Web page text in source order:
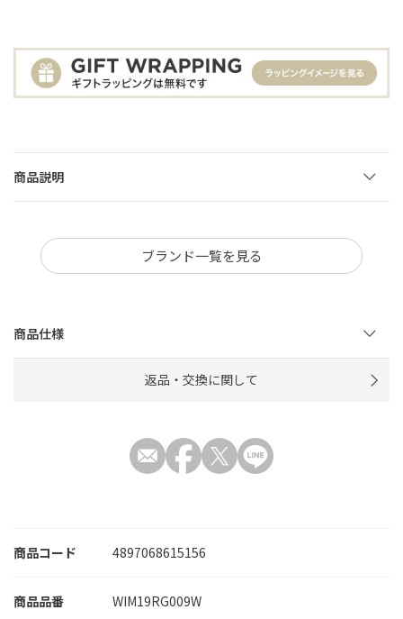
商品コード 4897068615156
WIM19RG009W
商品説明
ブランド一覧を見る
商品仕様
返品・交換に関して